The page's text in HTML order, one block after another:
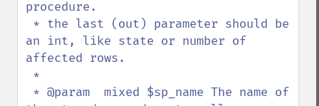
procedure.
an int, like state or number of
affected rows.